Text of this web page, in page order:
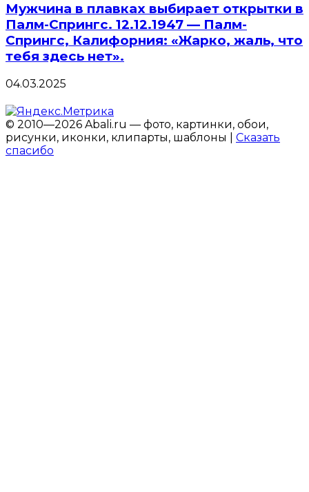
Мужчина в плавках выбирает открытки в
Палм-Спрингс. 12.12.1947 — Палм-
Спрингс, Калифорния: «Жарко, жаль, что
тебя здесь нет».
04.03.2025
© 2010—2026 Abali.ru — фото, картинки, обои,
рисунки, иконки, клипарты, шаблоны | Сказать
спасибо